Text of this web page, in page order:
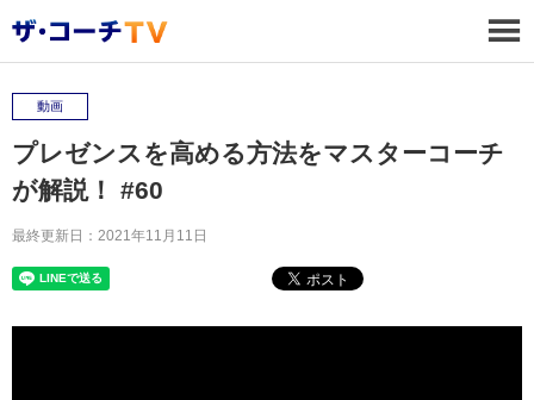
動画
プレゼンスを高める方法をマスターコーチ
が解説！ #60
最終更新日：2021年11月11日